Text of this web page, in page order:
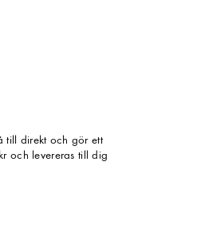
till direkt och gör ett
och levereras till dig